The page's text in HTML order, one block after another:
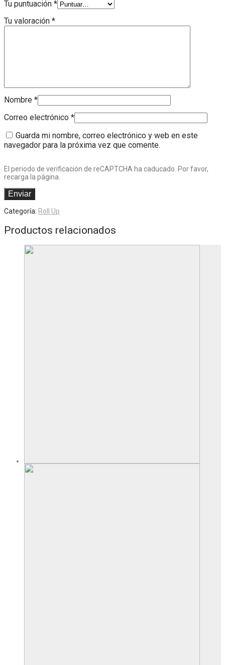
Tu puntuación *
Tu valoración *
Nombre *
Correo electrónico *
Guarda mi nombre, correo electrónico y web en este
navegador para la próxima vez que comente.
El periodo de verificación de reCAPTCHA ha caducado. Por favor,
recarga la página.
Categoría: Roll Up
Productos relacionados